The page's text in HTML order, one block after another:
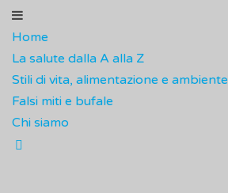
Home
La salute dalla A alla Z
Stili di vita, alimentazione e ambiente
Falsi miti e bufale
Chi siamo